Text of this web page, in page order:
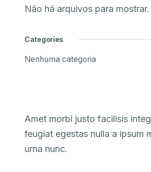
Não há arquivos para mostrar.
Categories
Nenhuma categoria
Amet morbi justo facilisis
feugiat egestas nulla a ipsum
urna nunc.